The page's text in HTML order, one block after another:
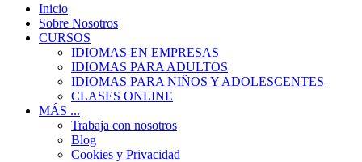
Inicio
Sobre Nosotros
CURSOS
IDIOMAS EN EMPRESAS
IDIOMAS PARA ADULTOS
IDIOMAS PARA NIÑOS Y ADOLESCENTES
CLASES ONLINE
MÁS ...
Trabaja con nosotros
Blog
Cookies y Privacidad